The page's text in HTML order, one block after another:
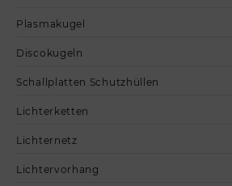
Plasmakugel
Discokugeln
Schallplatten Schutzhüllen
Lichterketten
Lichternetz
Lichtervorhang